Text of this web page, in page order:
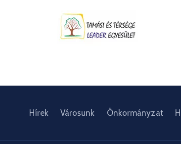
Hírek Városunk Önkormányzat